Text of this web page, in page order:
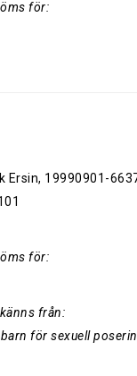
för:
Ersin, 19990901-
för:
från:
för sexuell